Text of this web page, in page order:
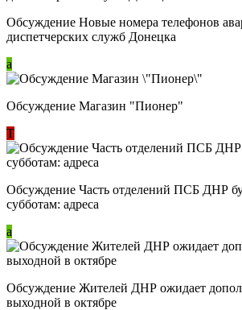
Обсуждение Новые номера телефонов
диспетчерских служб Донецка
a
Обсуждение Магазин "Пионер"
Т
Обсуждение Часть отделений ПСБ ДНР
субботам: адреса
a
Обсуждение Жителей ДНР ожидает
выходной в октябре